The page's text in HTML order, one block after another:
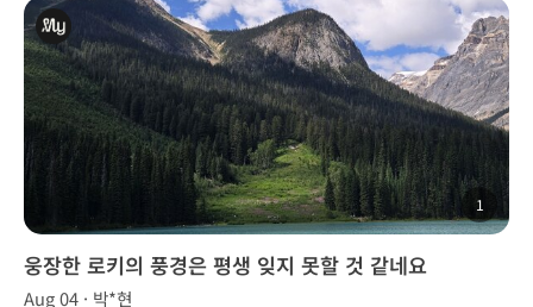
1
웅장한 로키의 풍경은 평생 잊지 못할 것 같네요
Aug 04 · 박*현